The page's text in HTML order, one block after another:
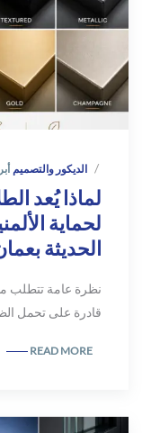
الديكور والتصميم
لماذا يُعد
لحماية
الحديثة
نظرة عامة تتطلب
قادرة على تحمل
READ MORE